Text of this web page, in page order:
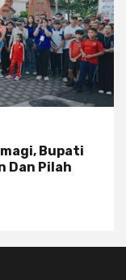
Bupati
Dan Pilah